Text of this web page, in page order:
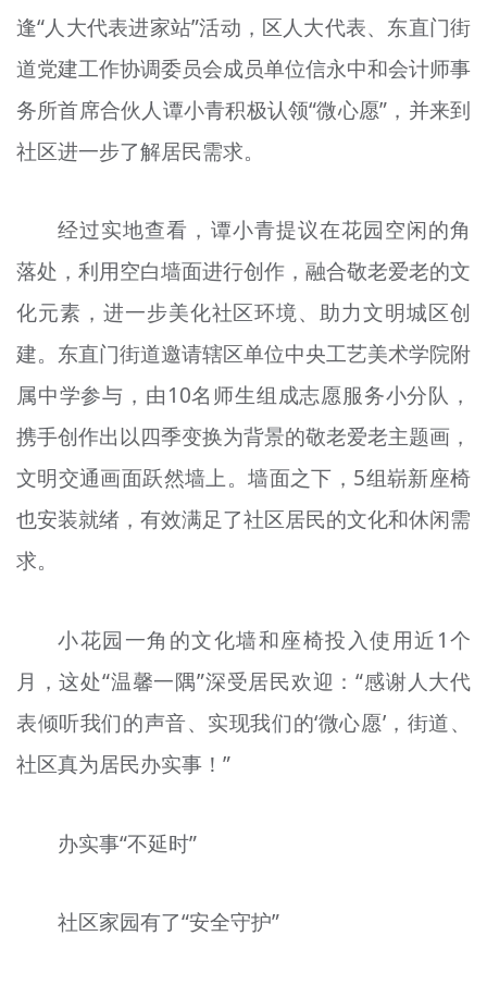
逢“人大代表进家站”活动，区人大代表、东直门街
道党建工作协调委员会成员单位信永中和会计师事
务所首席合伙人谭小青积极认领“微心愿”，并来到
社区进一步了解居民需求。
经过实地查看，谭小青提议在花园空闲的角
落处，利用空白墙面进行创作，融合敬老爱老的文
化元素，进一步美化社区环境、助力文明城区创
建。东直门街道邀请辖区单位中央工艺美术学院附
属中学参与，由10名师生组成志愿服务小分队，
携手创作出以四季变换为背景的敬老爱老主题画，
文明交通画面跃然墙上。墙面之下，5组崭新座椅
也安装就绪，有效满足了社区居民的文化和休闲需
求。
小花园一角的文化墙和座椅投入使用近1个
月，这处“温馨一隅”深受居民欢迎：“感谢人大代
表倾听我们的声音、实现我们的‘微心愿’，街道、
社区真为居民办实事！”
办实事“不延时”
社区家园有了“安全守护”